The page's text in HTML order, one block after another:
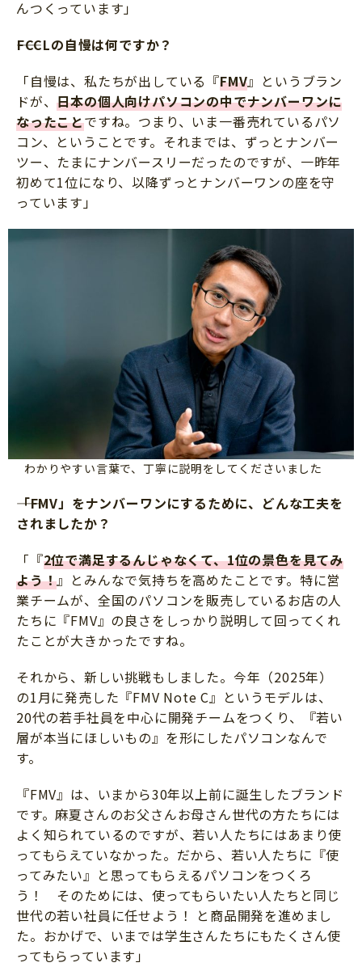
んつくっています」
――FCCLの自慢は何ですか？
「自慢は、私たちが出している『FMV』というブラン
ドが、日本の個人向けパソコンの中でナンバーワンに
なったことですね。つまり、いま一番売れているパソ
コン、ということです。それまでは、ずっとナンバー
ツー、たまにナンバースリーだったのですが、一昨年
初めて1位になり、以降ずっとナンバーワンの座を守
っています」
わかりやすい言葉で、丁寧に説明をしてくださいました
「FMV」をナンバーワンにするために、どんな工夫を
されましたか？
「『2位で満足するんじゃなくて、1位の景色を見てみ
よう！』とみんなで気持ちを高めたことです。特に営
業チームが、全国のパソコンを販売しているお店の人
たちに『FMV』の良さをしっかり説明して回ってくれ
たことが大きかったですね。
それから、新しい挑戦もしました。今年（2025年）
の1月に発売した『FMV Note C』というモデルは、
20代の若手社員を中心に開発チームをつくり、『若い
層が本当にほしいもの』を形にしたパソコンなんで
す。
『FMV』は、いまから30年以上前に誕生したブランド
です。麻夏さんのお父さんお母さん世代の方たちには
よく知られているのですが、若い人たちにはあまり使
ってもらえていなかった。だから、若い人たちに『使
ってみたい』と思ってもらえるパソコンをつくろ
う！ そのためには、使ってもらいたい人たちと同じ
世代の若い社員に任せよう！ と商品開発を進めまし
た。おかげで、いまでは学生さんたちにもたくさん使
ってもらっています」